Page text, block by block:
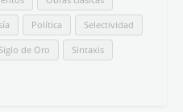
Política Selectividad
Siglo de Oro Sintaxis